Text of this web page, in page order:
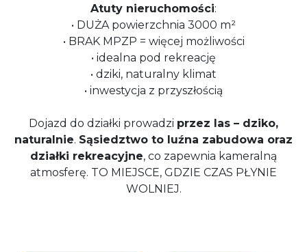
Atuty nieruchomości:
• DUŻA powierzchnia 3000 m²
• BRAK MPZP = więcej możliwości
• idealna pod rekreację
• dziki, naturalny klimat
• inwestycja z przyszłością
Dojazd do działki prowadzi przez las – dziko,
naturalnie. Sąsiedztwo to luźna zabudowa oraz
działki rekreacyjne, co zapewnia kameralną
atmosferę. TO MIEJSCE, GDZIE CZAS PŁYNIE
WOLNIEJ.